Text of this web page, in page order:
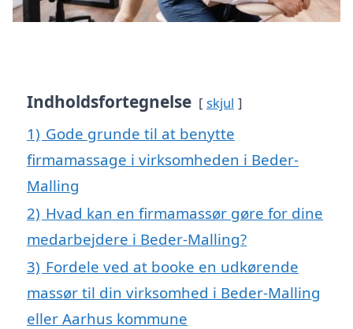
Indholdsfortegnelse skjul
1) Gode grunde til at benytte
firmamassage i virksomheden i Beder-
Malling
2) Hvad kan en firmamassør gøre for dine
medarbejdere i Beder-Malling?
3) Fordele ved at booke en udkørende
massør til din virksomhed i Beder-Malling
eller Aarhus kommune